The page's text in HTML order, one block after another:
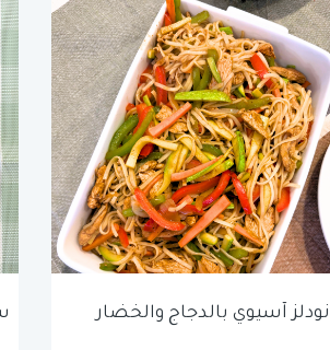
نودلز آسيوي بالدجاج والخضار